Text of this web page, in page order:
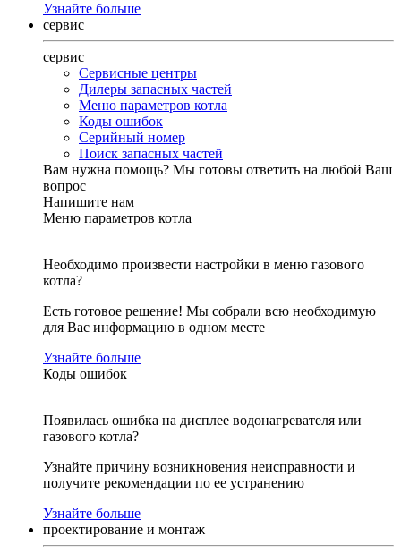
Узнайте больше
сервис
сервис
Сервисные центры
Дилеры запасных частей
Меню параметров котла
Коды ошибок
Серийный номер
Поиск запасных частей
Вам нужна помощь? Мы готовы ответить на любой Ваш
вопрос
Напишите нам
Меню параметров котла
Необходимо произвести настройки в меню газового
котла?
Есть готовое решение! Мы собрали всю необходимую
для Вас информацию в одном месте
Узнайте больше
Коды ошибок
Появилась ошибка на дисплее водонагревателя или
газового котла?
Узнайте причину возникновения неисправности и
получите рекомендации по ее устранению
Узнайте больше
проектирование и монтаж